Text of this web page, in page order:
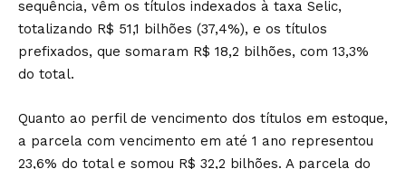
sequência, vêm os títulos indexados à taxa Selic,
totalizando R$ 51,1 bilhões (37,4%), e os títulos
prefixados, que somaram R$ 18,2 bilhões, com 13,3%
do total.
Quanto ao perfil de vencimento dos títulos em estoque,
a parcela com vencimento em até 1 ano representou
23,6% do total e somou R$ 32,2 bilhões. A parcela do